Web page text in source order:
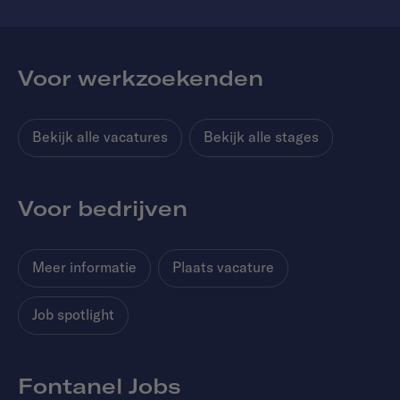
Voor werkzoekenden
Bekijk alle vacatures Bekijk alle stages
Voor bedrijven
Meer informatie Plaats vacature
Job spotlight
Fontanel Jobs